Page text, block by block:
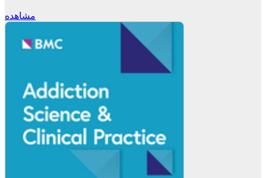
مشاهده